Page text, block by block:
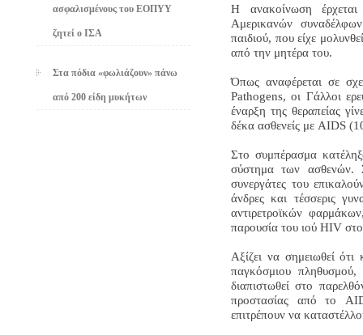
ασφαλισμένους του ΕΟΠΥΥ
ζητεί ο ΙΣΑ
Στα πόδια «φωλιάζουν» πάνω
από 200 είδη μυκήτων
Η ανακοίνωση
Αμερικανών
παιδιού, που είχε
από την μητέρα του.
Όπως αναφέρεται σε
Pathogens, οι Γάλλοι
έναρξη της θεραπείας
δέκα ασθενείς με AIDS
Στο συμπέρασμα
σύστημα των ασθενών.
συνεργάτες του
άνδρες και τέσσερις
αντιρετροϊκών
παρουσία του ιού HIV
Αξίζει να σημειωθεί
παγκόσμιου
διαπιστωθεί στο
προστασίας από το
επιτρέπουν να